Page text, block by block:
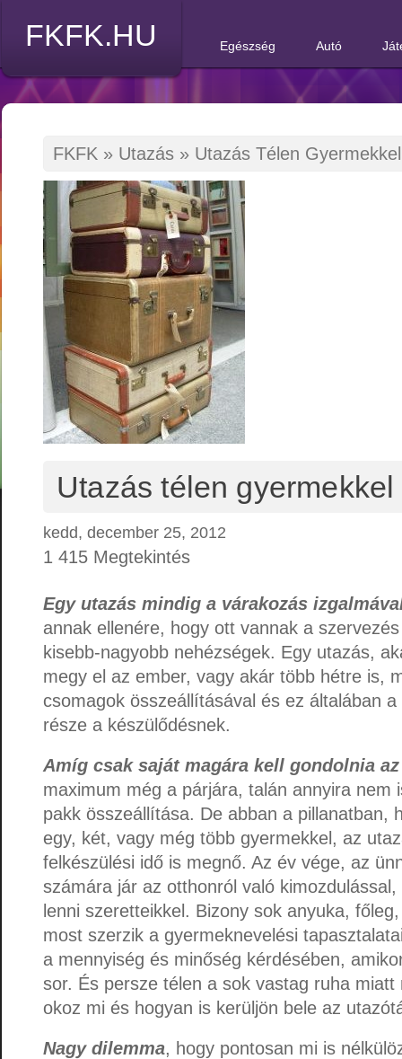
FKFK.HU Egészség Autó
FKFK » Utazás » Utazás Télen Gyermekkel
Utazás télen gyermekkel
kedd, december 25, 2012
1 415 Megtekintés
Egy utazás mindig a várakozás
annak ellenére, hogy ott vannak a
kisebb-nagyobb nehézségek. Egy utazás,
megy el az ember, vagy akár több hétre is,
csomagok összeállításával és ez általában
része a készülődésnek.
Amíg csak saját magára kell gondolnia
maximum még a párjára, talán annyira nem
pakk összeállítása. De abban a pillanatban,
egy, két, vagy még több gyermekkel, az
felkészülési idő is megnő. Az év vége, az
számára jár az otthonról való
lenni szeretteikkel. Bizony sok anyuka,
most szerzik a gyermeknevelési
a mennyiség és minőség kérdésében,
sor. És persze télen a sok vastag ruha
okoz mi és hogyan is kerüljön bele az
Nagy dilemma, hogy pontosan mi is